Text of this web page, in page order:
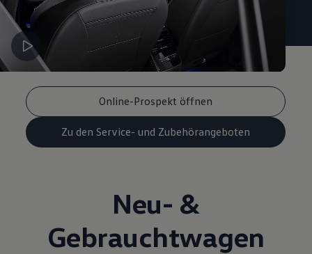
Online-Prospekt öffnen
Zu den Service- und Zubehörangeboten
Neu- &
Gebrauchtwagen